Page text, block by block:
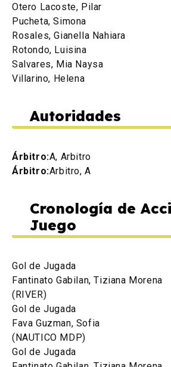
Otero Lacoste, Pilar
Pucheta, Simona
Rosales, Gianella Nahiara
Rotondo, Luisina
Salvares, Mia Naysa
Villarino, Helena
Autoridades
Árbitro:A, Arbitro
Árbitro:Arbitro, A
Cronología de
Juego
Gol de Jugada
Fantinato Gabilan, Tiziana Morena
(RIVER)
Gol de Jugada
Fava Guzman, Sofia
(NAUTICO MDP)
Gol de Jugada